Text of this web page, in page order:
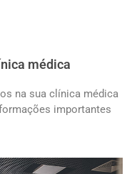
médica
na sua clínica médica
importantes